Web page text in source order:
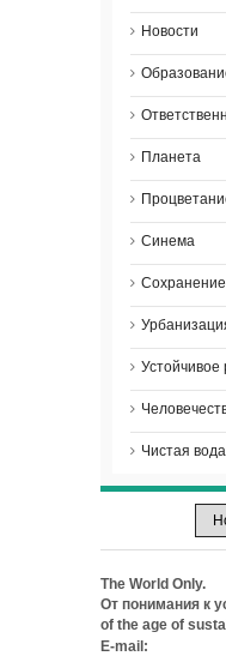
Новости
Планета
Синема
Устойчивое
Чистая
The World Only.
От понимания к
of the age of
E-mail: